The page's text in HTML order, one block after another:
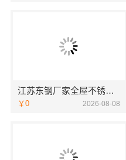
江苏东钢厂家全屋不锈钢定制生产基地兴化江苏东钢金属科技有限公司
￥0 2026-08-08